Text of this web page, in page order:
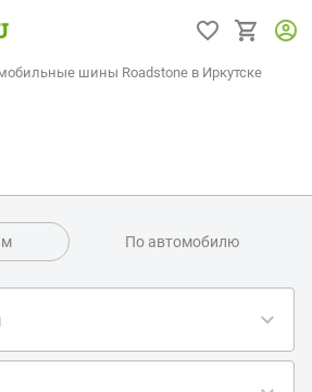
шины Roadstone в Иркутске
По автомобилю